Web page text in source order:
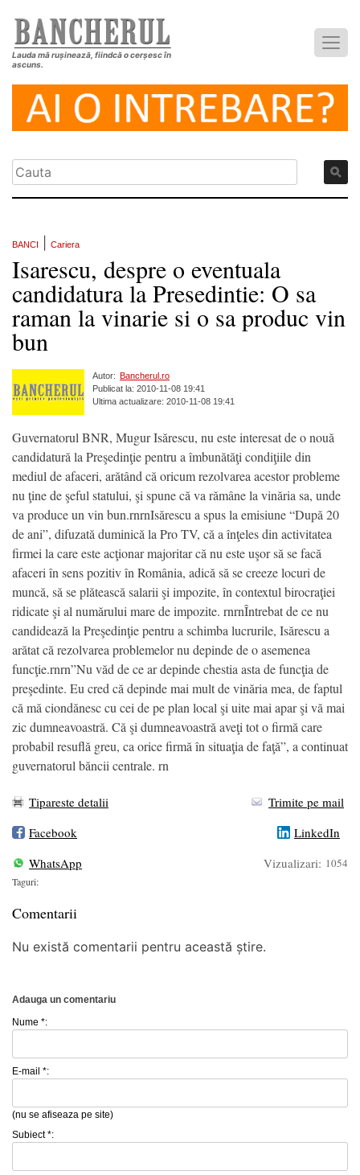
Lauda mă rușinează, fiindcă o cerșesc în
ascuns.
BANCI Cariera
Isarescu, despre o eventuala
candidatura la Presedintie: O sa
raman la vinarie si o sa produc vin
bun
Autor: Bancherul.ro
Publicat la: 2010-11-08 19:41
Ultima actualizare: 2010-11-08 19:41
Guvernatorul BNR, Mugur Isărescu, nu este interesat de o nouă
candidatură la Preşedinţie pentru a îmbunătăţi condiţiile din
mediul de afaceri, arătând că oricum rezolvarea acestor probleme
nu ţine de şeful statului, şi spune că va rămâne la vinăria sa, unde
va produce un vin bun.rnrnIsărescu a spus la emisiune “După 20
de ani”, difuzată duminică la Pro TV, că a înţeles din activitatea
firmei la care este acţionar majoritar că nu este uşor să se facă
afaceri în sens pozitiv în România, adică să se creeze locuri de
muncă, să se plătească salarii şi impozite, în contextul birocraţiei
ridicate şi al numărului mare de impozite. rnrnÎntrebat de ce nu
candidează la Preşedinţie pentru a schimba lucrurile, Isărescu a
arătat că rezolvarea problemelor nu depinde de o asemenea
funcţie.rnrn”Nu văd de ce ar depinde chestia asta de funcţia de
preşedinte. Eu cred că depinde mai mult de vinăria mea, de faptul
că mă ciondănesc cu cei de pe plan local şi uite mai apar şi vă mai
zic dumneavoastră. Că şi dumneavoastră aveţi tot o firmă care
probabil resuflă greu, ca orice firmă în situaţia de faţă”, a continuat
guvernatorul băncii centrale. rn
Tipareste detalii
Trimite pe mail
Facebook
LinkedIn
WhatsApp
Vizualizari: 1054
Taguri:
Comentarii
Nu există comentarii pentru această știre.
Adauga un comentariu
Nume *:
E-mail *:
(nu se afiseaza pe site)
Subiect *: